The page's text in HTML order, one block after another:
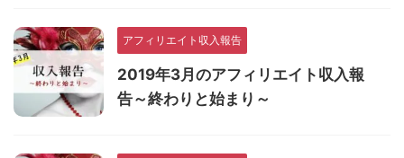
アフィリエイト収入報告
2019年3月のアフィリエイト収入報
告～終わりと始まり～